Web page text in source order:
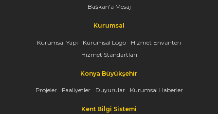
Başkan'a Mesaj
Kurumsal
Kurumsal Yapı Kurumsal Logo
Hizmet Envanteri
Hizmet Standartları
Konya Büyükşehir
Projeler Faaliyetler Duyurular Kurumsal Haberler
Kent Bilgi Sistemi